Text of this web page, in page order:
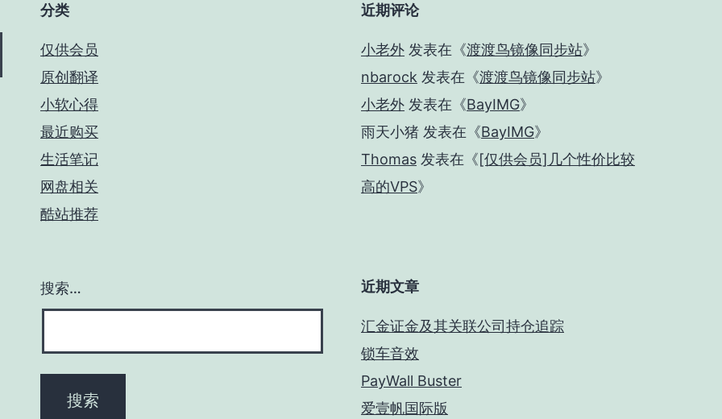
分类
仅供会员
原创翻译
小软心得
最近购买
生活笔记
网盘相关
酷站推荐
近期评论
小老外 发表在《渡渡鸟镜像同步站》
nbarock 发表在《渡渡鸟镜像同步站》
小老外 发表在《BayIMG》
雨天小猪 发表在《BayIMG》
Thomas 发表在《[仅供会员]几个性价比较
高的VPS》
搜索… 近期文章
汇金证金及其关联公司持仓追踪
锁车音效
PayWall Buster
爱壹帆国际版